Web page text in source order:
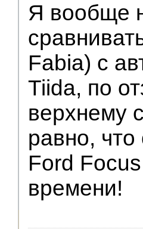
Я вообще
Fabia) с
Tiida, по
верхнему
равно,
Ford
времени!